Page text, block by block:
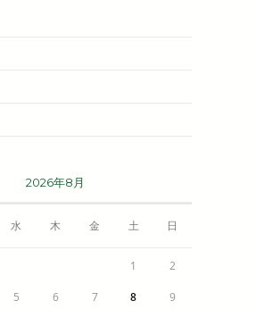
2026年8月
水 木 金 土 日
1 2
5 6 7 8 9